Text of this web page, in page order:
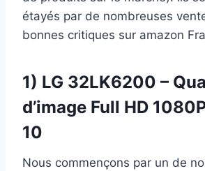
étayés par de nombreuses
bonnes critiques sur amazon
1) LG 32LK6200 –
d’image Full HD
10
Nous commençons par un de